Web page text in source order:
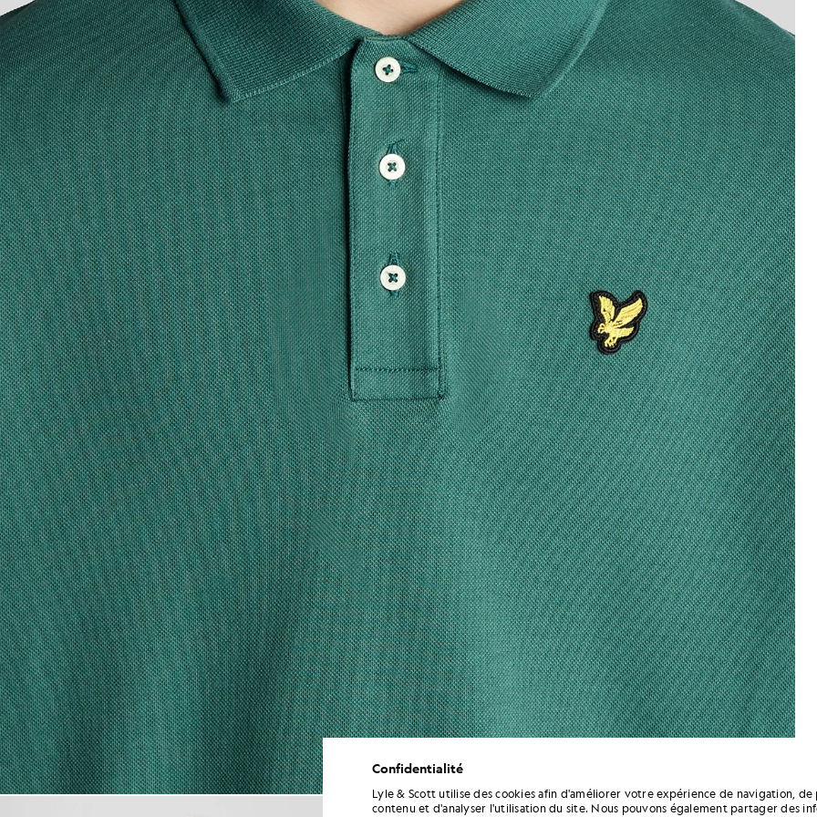
Un homme porte un polo en coton dans les Everglades Un homme porte un polo en
Confidentialité
Lyle & Scott utilise des cookies afin d'améliorer votre expérience de navigation, de
contenu et d'analyser l'utilisation du site. Nous pouvons également partager des